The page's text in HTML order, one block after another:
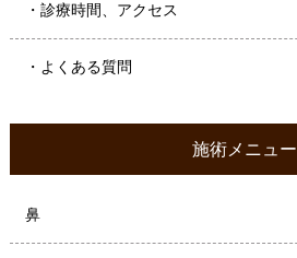
・診療時間、アクセス
・よくある質問
施術メニュー
鼻